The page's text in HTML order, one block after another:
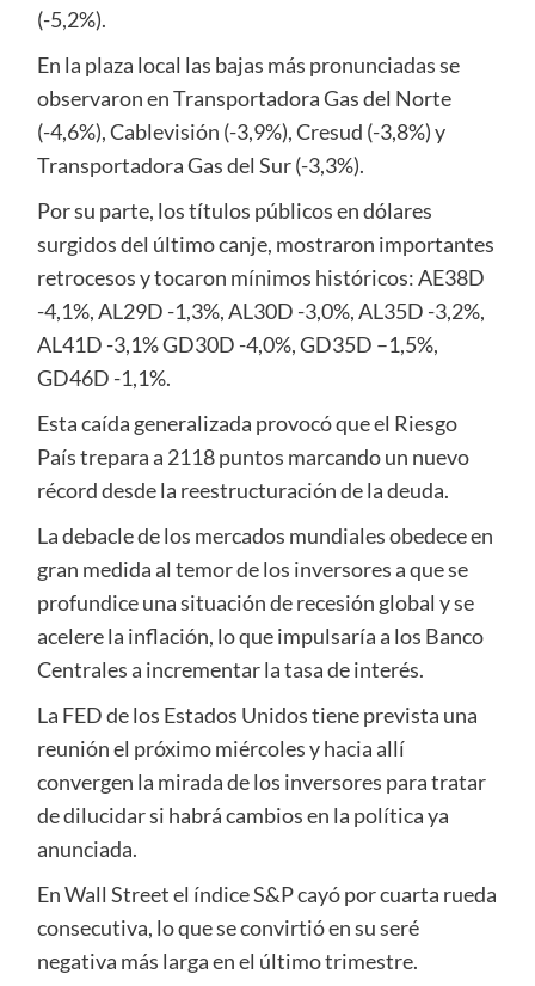
(-5,2%).
En la plaza local las bajas más pronunciadas se
observaron en Transportadora Gas del Norte
(-4,6%), Cablevisión (-3,9%), Cresud (-3,8%) y
Transportadora Gas del Sur (-3,3%).
Por su parte, los títulos públicos en dólares
surgidos del último canje, mostraron importantes
retrocesos y tocaron mínimos históricos: AE38D
-4,1%, AL29D -1,3%, AL30D -3,0%, AL35D -3,2%,
AL41D -3,1% GD30D -4,0%, GD35D –1,5%,
GD46D -1,1%.
Esta caída generalizada provocó que el Riesgo
País trepara a 2118 puntos marcando un nuevo
récord desde la reestructuración de la deuda.
La debacle de los mercados mundiales obedece en
gran medida al temor de los inversores a que se
profundice una situación de recesión global y se
acelere la inflación, lo que impulsaría a los Banco
Centrales a incrementar la tasa de interés.
La FED de los Estados Unidos tiene prevista una
reunión el próximo miércoles y hacia allí
convergen la mirada de los inversores para tratar
de dilucidar si habrá cambios en la política ya
anunciada.
En Wall Street el índice S&P cayó por cuarta rueda
consecutiva, lo que se convirtió en su seré
negativa más larga en el último trimestre.